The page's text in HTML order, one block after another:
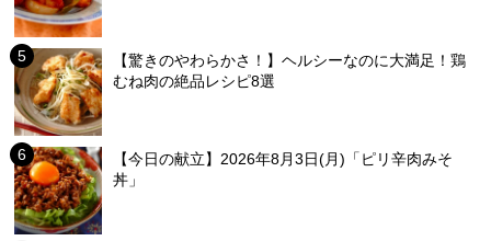
【驚きのやわらかさ！】ヘルシーなのに大満足！鶏
むね肉の絶品レシピ8選
【今日の献立】2026年8月3日(月)「ピリ辛肉みそ
丼」